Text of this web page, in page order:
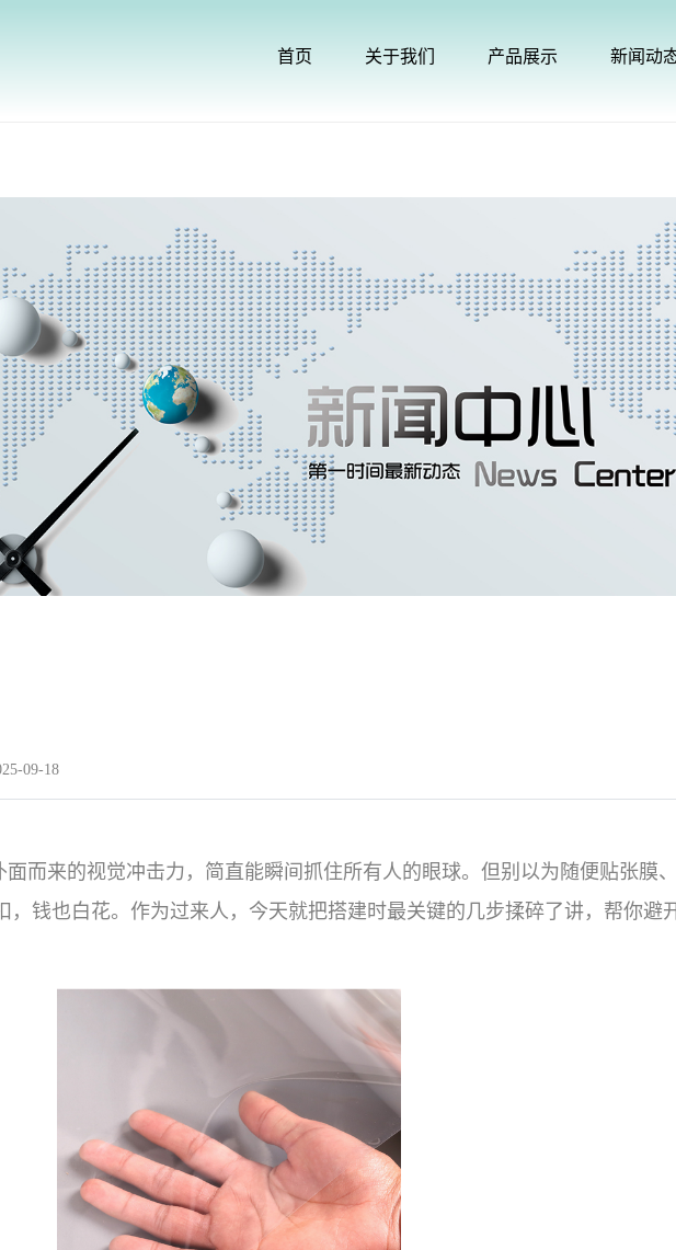
首页 关于我们 产品展示 新闻动
09-18
面而来的视觉冲击力，简直能瞬间抓住所有人的眼球。但别以为随便贴张膜
钱也白花。作为过来人，今天就把搭建时最关键的几步揉碎了讲，帮你避